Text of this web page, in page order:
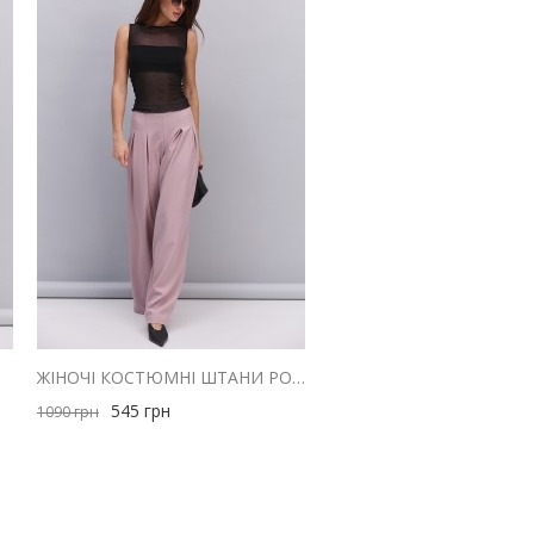
ЖІНОЧІ КОСТЮМНІ ШТАНИ РОЖЕВІ ЗІ СКЛАДКАМИ ВГОРІ
1090грн 545 грн